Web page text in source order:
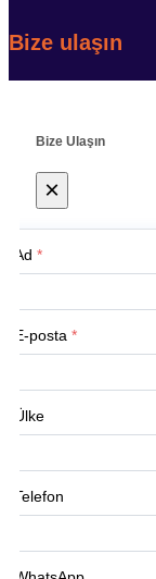
Bize ulaşın
Bize Ulaşın
×
Ad *
E-posta *
Ülke
Telefon